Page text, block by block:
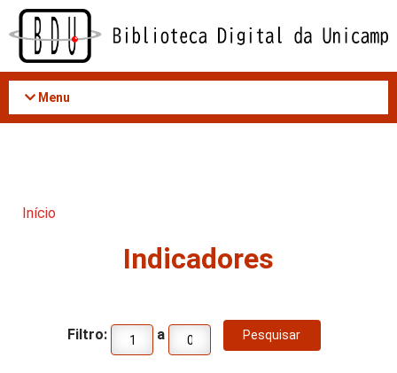
Acessar
conteúdo
Menu
Início
Indicadores
Filtro: a